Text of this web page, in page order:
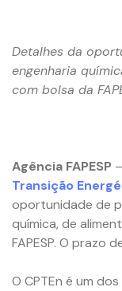
Detalhes da
engenharia
com bolsa da
Agência FAPESP
Transição
oportunidade de
química, de
FAPESP. O prazo
O CPTEn é um